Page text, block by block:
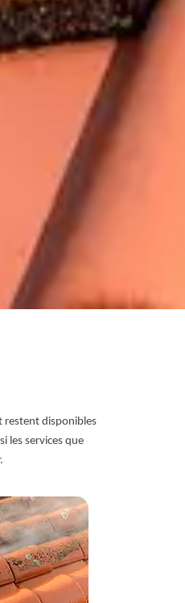
restent disponibles
les services que